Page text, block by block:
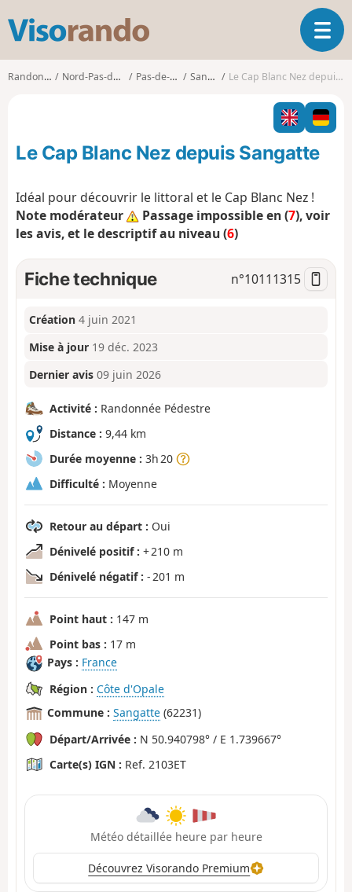
s
o
o
O
u
r
i
r
l
i
t
Randonnées Nord-Pas-de-Calais Pas-de-Calais Sangatte Le Cap Blanc Nez depuis Sangatte
Le Cap Blanc Nez depuis Sangatte
Idéal pour découvrir le littoral et le Cap Blanc Nez !
Note modérateur
Passage impossible en (7), voir
les avis, et le descriptif au niveau (6)
Fiche technique n°10111315
Création 4 juin 2021
Mise à jour 19 déc. 2023
Dernier avis 09 juin 2026
Activité : Randonnée Pédestre
Distance : 9,44 km
Durée moyenne : 3h 20
Difficulté : Moyenne
Retour au départ : Oui
Dénivelé positif : + 210 m
Dénivelé négatif : - 201 m
Point haut : 147 m
Point bas : 17 m
Pays : France
Région : Côte d'Opale
Commune : Sangatte (62231)
Départ/Arrivée : N 50.940798° / E 1.739667°
Carte(s) IGN : Ref. 2103ET
Météo détaillée heure par heure
Découvrez Visorando Premium